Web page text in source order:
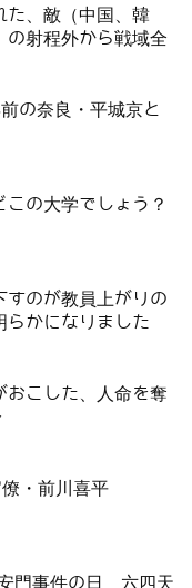
た、敵（中国、韓
の射程外から戦域全
の奈良・平城京と
この大学でしょう？
すのが教員上がりの
らかになりました
おこした、人命を奪
・前川喜平
門事件の日 六四天